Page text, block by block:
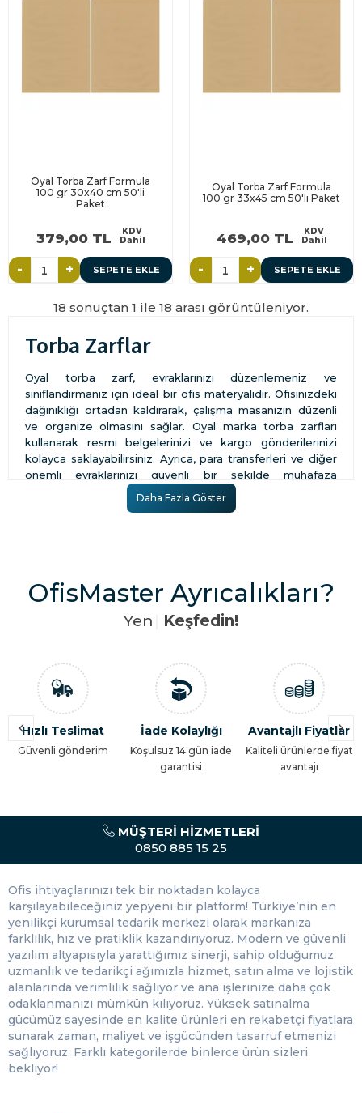
Oyal Torba Zarf Formula
100 gr 30x40 cm 50'li
Paket
379,00 TL
KDV
Dahil
- + SEPETE EKLE
Oyal Torba Zarf Formula
100 gr 33x45 cm 50'li Paket
469,00 TL
KDV
Dahil
- + SEPETE EKLE
18 sonuçtan 1 ile 18 arası görüntüleniyor.
Torba Zarflar
Oyal torba zarf, evraklarınızı düzenlemeniz ve
sınıflandırmanız için ideal bir ofis materyalidir. Ofisinizdeki
dağınıklığı ortadan kaldırarak, çalışma masanızın düzenli
ve organize olmasını sağlar. Oyal marka torba zarfları
kullanarak resmi belgelerinizi ve kargo gönderilerinizi
kolayca saklayabilirsiniz. Ayrıca, para transferleri ve diğer
önemli evraklarınızı güvenli bir şekilde muhafaza
edebilirsiniz. Oyal torba zarfı ile belgelerinizi kategorize
edebilir ve gerektiğinde hızlıca ulaşabilirsiniz.
yer alan bir silikon yapışkan vardır ve bu yapışkan
sayesinde kolayca açılıp kapatılabilir. Hatta kapatma
gereği duymadan açık bir şekilde kullanmanız da
2. Zarflarda popüler olan beyaz ve kraft renk seçenekleri
dışında gri ve esmer tonlarında da renkleri vardır. Bu
özelliği sayesinde ofislerde kullanırken zarflar arasında
dahi gruplandırma yapabilirsiniz.
3. Dış yapısı hava koşullarına ve her türlü zemine karşı
dayanıklı bir ambalajı vardır. Uzun yıllar kullanmanızı
sağlayarak içeriğindeki evraklara da zarar vermez.
Böylelikle üretimi yapılan her kâğıdı torba zarflar
içerisinde temin edebilirsiniz.
Torba Zarf Kullanım Amaçları
Çoğunlukla kurumsal firmaların ve ofislerin kullandığı
torba zarflarresmi evraklar için ideal bir tercihtir.
Kullanıldıkları alanlara göre de belli amaçları sıralayabiliriz.
1. Ofislerdeki kullanımı daha çok belgelerin
sınıflandırılmasında ve muhafaza edilmesinde yararlıdır.
2. Firmaların resmi yazışmalarında kullanılan antetli
kağıtların gönderilmesini sağlar. Ayrıca üzerine bulunan
firmaların logosu ve ismini sayesinde uzun süreli reklam
görüntüsü olur.
Daha Fazla Göster
OfisMaster Ayrıcalıkları?
Yenil | Keşfedin!
İade Kolaylığı
Koşulsuz 14 gün iade
Avantajlı Fiyatlar
Kaliteli ürünlerde fiyat
avantajı
Zamandan
Tasarruf
Zaman, maliyet ve iş
MÜŞTERI HIZMETLERI
0850 885 15 25
Ofis ihtiyaçlarınızı tek bir noktadan kolayca
karşılayabileceğiniz yepyeni bir platform! Türkiye’nin en
yenilikçi kurumsal tedarik merkezi olarak markanıza
farklılık, hız ve pratiklik kazandırıyoruz. Modern ve güvenli
yazılım altyapısıyla yarattığımız sinerji, sahip olduğumuz
uzmanlık ve tedarikçi ağımızla hizmet, satın alma ve lojistik
alanlarında verimlilik sağlıyor ve ana işlerinize daha çok
odaklanmanızı mümkün kılıyoruz. Yüksek satınalma
gücümüz sayesinde en kalite ürünleri en rekabetçi fiyatlara
sunarak zaman, maliyet ve işgücünden tasarruf etmenizi
sağlıyoruz. Farklı kategorilerde binlerce ürün sizleri
bekliyor!